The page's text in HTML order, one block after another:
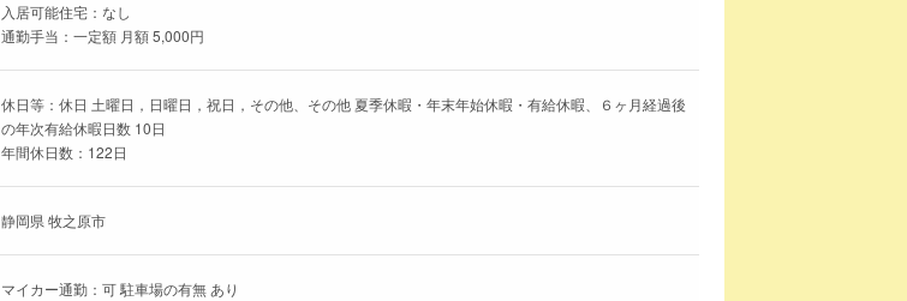
入居可能住宅：なし
通勤手当：一定額 月額 5,000円
休日等：休日 土曜日，日曜日，祝日，その他、その他 夏季休暇・年末年始休暇・有給休暇、６ヶ月経過後
の年次有給休暇日数 10日
年間休日数：122日
静岡県 牧之原市
マイカー通勤：可 駐車場の有無 あり